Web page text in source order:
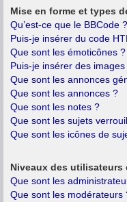
Mise en forme et types
Qu’est-ce que le BBCode ?
Puis-je insérer du code
Que sont les émoticônes ?
Puis-je insérer des images
Que sont les annonces
Que sont les annonces ?
Que sont les notes ?
Que sont les sujets
Que sont les icônes de
Niveaux des utilisateurs
Que sont les
Que sont les modérateurs